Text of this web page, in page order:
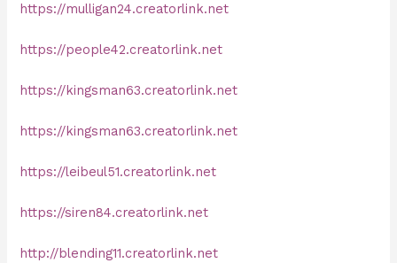
https://mulligan24.creatorlink.net
https://people42.creatorlink.net
https://kingsman63.creatorlink.net
https://kingsman63.creatorlink.net
https://leibeul51.creatorlink.net
https://siren84.creatorlink.net
http://blending11.creatorlink.net